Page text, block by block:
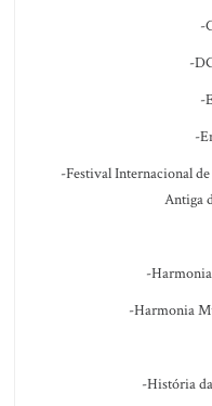
-
-
-
-
-Festival Internacional
Antiga
-
-Harmonia
-História